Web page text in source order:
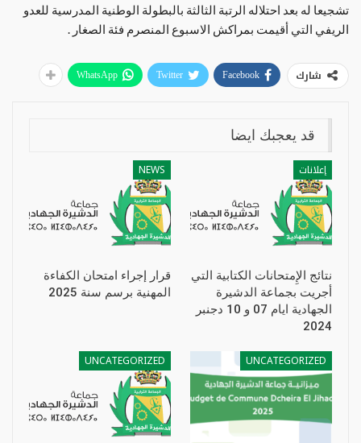
تشجيعا له بعد احتلاله الرتبة الثالثة بالبطولة الوطنية المدرسية للعدو
الريفي التي أقيمت بمراكش الاسبوع المنصرم فئة الصغار .
شارك Facebook
Twitter
WhatsApp
قد يعجبك ايضا
إعلانات
نتائج الإِمتحانات الكتابية التي
أجريت بجماعة الدشيرة
الجهادية ايام 07 و 10 دجنبر
2024
NEWS
قرار إجراء امتحان الكفاءة
المهنية برسم سنة 2025
UNCATEGORIZED
UNCATEGORIZED